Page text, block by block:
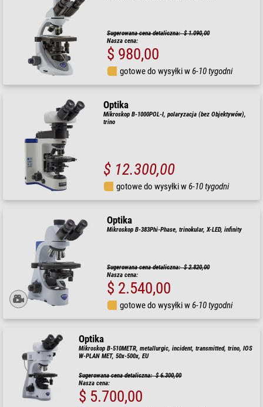
Sugerowana cena detaliczna: $ 1.090,00
Nasza cena:
$ 980,00
gotowe do wysyłki w6-10 tygodni
Optika
Mikroskop B-1000POL-I, polaryzacja (bez Objektywów),
trino
$ 12.300,00
gotowe do wysyłki w6-10 tygodni
Optika
Mikroskop B-383Phi-Phase, trinokular, X-LED, infinity
Sugerowana cena detaliczna: $ 2.820,00
Nasza cena:
$ 2.540,00
gotowe do wysyłki w6-10 tygodni
Optika
Mikroskop B-510METR, metallurgic, incident, transmitted, trino, IOS
W-PLAN MET, 50x-500x, EU
Sugerowana cena detaliczna: $ 6.300,00
Nasza cena:
$ 5.700,00